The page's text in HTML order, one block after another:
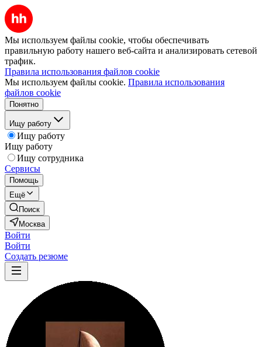
Мы используем файлы cookie, чтобы обеспечивать
правильную работу нашего веб-сайта и анализировать сетевой
трафик.
Правила использования файлов cookie
Мы используем файлы cookie. Правила использования
файлов cookie
Понятно
Ищу работу
Ищу работу
Ищу работу
Ищу сотрудника
Сервисы
Помощь
Ещё
Поиск
Москва
Войти
Войти
Создать резюме